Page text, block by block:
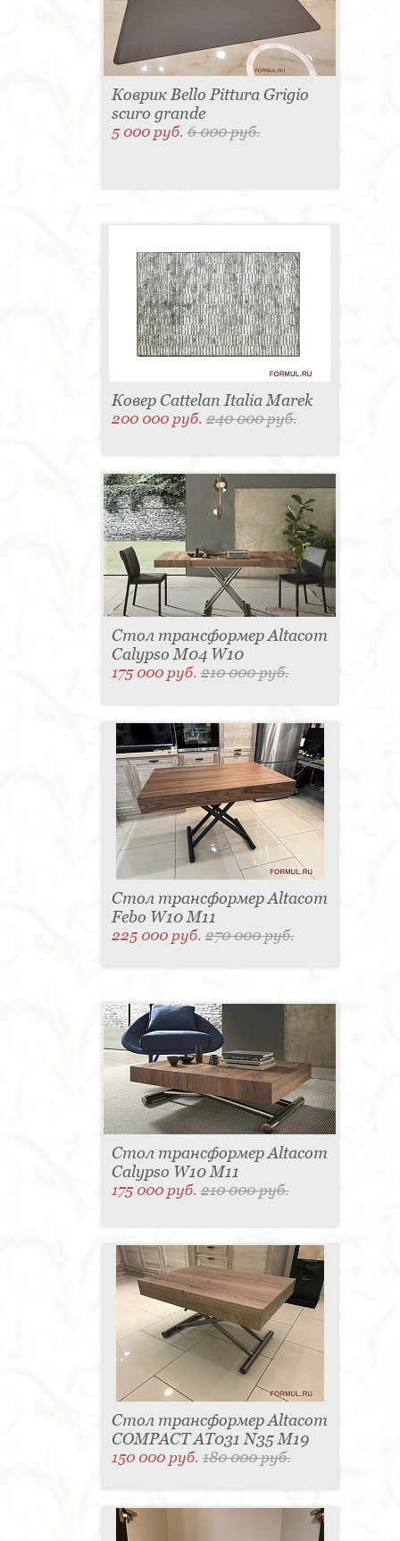
Коврик Bello Pittura Grigio
scuro grande
5 000 руб.6 000 руб.
Ковер Cattelan Italia Marek
200 000 руб.240 000 руб.
Стол трансформер Altacom
Calypso M04 W10
175 000 руб.210 000 руб.
Стол трансформер Altacom
Febo W10 M11
225 000 руб.270 000 руб.
Стол трансформер Altacom
Calypso W10 M11
175 000 руб.210 000 руб.
Стол трансформер Altacom
COMPACT AT031 N35 M19
150 000 руб.180 000 руб.